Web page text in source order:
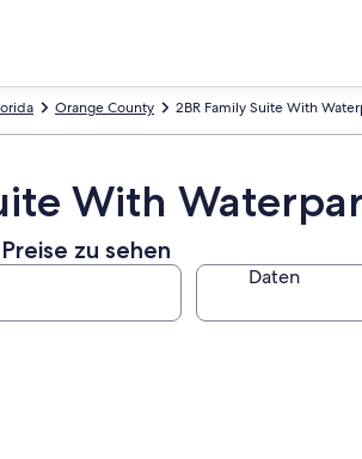
2BR Family Suite With
Orange County
With
zu sehen
Daten